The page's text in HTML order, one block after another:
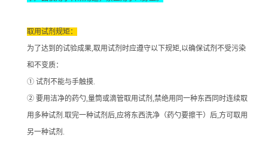
取用试剂规矩：
为了达到的试验成果,取用试剂时应遵守以下规矩,以确保试剂不受污染
和不变质：
① 试剂不能与手触摸.
② 要用洁净的药勺,量筒或滴管取用试剂,禁绝用同一种东西同时连续取
用多种试剂.取完一种试剂后,应将东西洗净（药勺要擦干）后,方可取用
另一种试剂.